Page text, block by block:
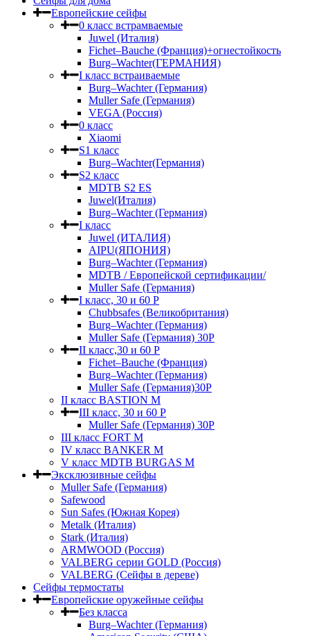
Европейские сейфы
0 класс встрамваемые
Juwel (Италия)
Fichet–Bauche (Франция)+огнестойкость
Burg–Wachter(ГЕРМАНИЯ)
I класс встраиваемые
Burg–Wachter (Германия)
Muller Safe (Германия)
VEGA (Россия)
0 класс
Xiaomi
S1 класс
Burg–Wachter(Германия)
S2 класс
MDTB S2 ES
Juwel(Италия)
Burg–Wachter (Германия)
I класс
Juwel (ИТАЛИЯ)
AIPU(ЯПОНИЯ)
Burg–Wachter (Германия)
MDTB / Европейской сертификации/
Muller Safe (Германия)
I класс, 30 и 60 P
Chubbsafes (Великобритания)
Burg–Wachter (Германия)
Muller Safe (Германия) 30Р
II класс,30 и 60 P
Fichet–Bauche (Франция)
Burg–Wachter (Германия)
Muller Safe (Германия)30P
II класс BASTION M
III класс, 30 и 60 P
Muller Safe (Германия) 30Р
III класс FORT M
IV класс BANKER M
V класс МDTB BURGAS M
Эксклюзивные сейфы
Muller Safe (Германия)
Safewood
Sun Safes (Южная Корея)
Metalk (Италия)
Stark (Италия)
ARMWOOD (Россия)
VALBERG серии GOLD (Россия)
VALBERG (Сейфы в дереве)
Сейфы термостаты
Европейские оружейные сейфы
Без класса
Burg–Wachter (Германия)